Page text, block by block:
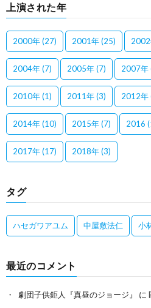
上演された年
2000年(27) 2001年(25)
2004年(7) 2005年(7) 2007年
2010年(1) 2011年(3) 2012年
2014年(10) 2015年(7) 2016
2017年(17) 2018年(3)
タグ
ハセガワアユム 中屋敷法仁 小
最近のコメント
劇団子供鉅人『真昼のジョージ』 に